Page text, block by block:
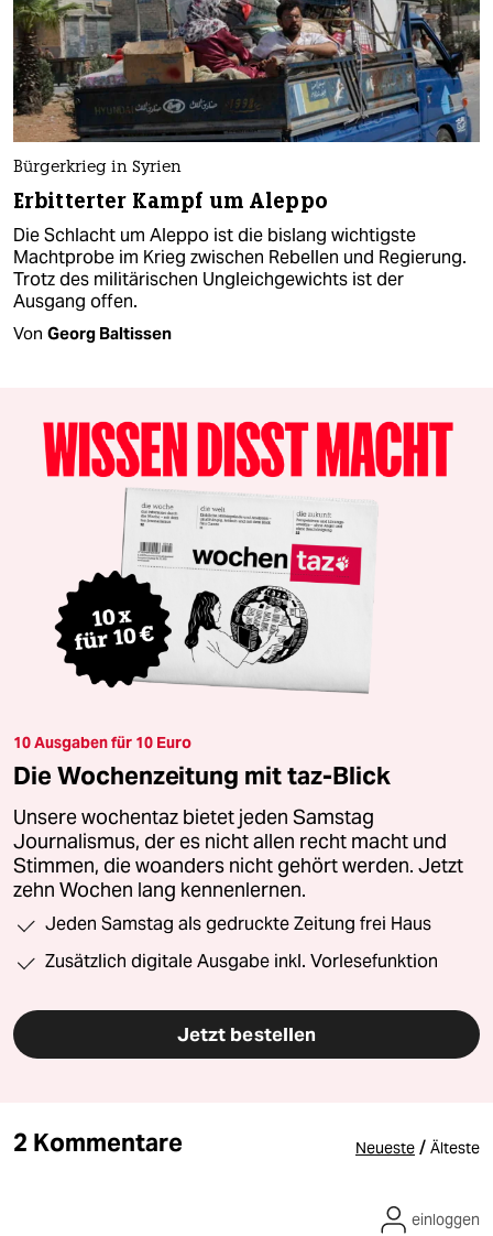
Bürgerkrieg in Syrien
Erbitterter Kampf um Aleppo
Die Schlacht um Aleppo ist die bislang wichtigste
Machtprobe im Krieg zwischen Rebellen und Regierung.
Trotz des militärischen Ungleichgewichts ist der
Ausgang offen.
Von Georg Baltissen
10 Ausgaben für 10 Euro
Die Wochenzeitung mit taz-Blick
Unsere wochentaz bietet jeden Samstag
Journalismus, der es nicht allen recht macht und
Stimmen, die woanders nicht gehört werden. Jetzt
zehn Wochen lang kennenlernen.
Jeden Samstag als gedruckte Zeitung frei Haus
Zusätzlich digitale Ausgabe inkl. Vorlesefunktion
Jetzt bestellen
2 Kommentare Neueste / Älteste
einloggen